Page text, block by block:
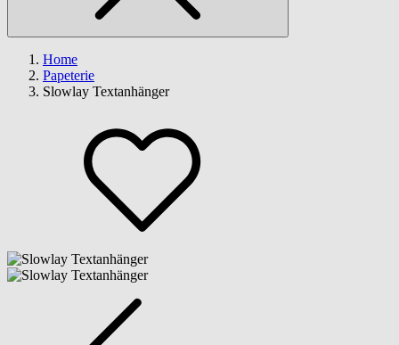
Home
Papeterie
Slowlay Textanhänger